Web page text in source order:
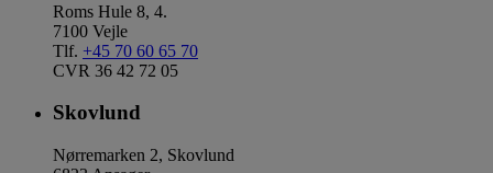
Roms Hule 8, 4.
7100 Vejle
Tlf. +45 70 60 65 70
CVR 36 42 72 05
Skovlund
Nørremarken 2, Skovlund